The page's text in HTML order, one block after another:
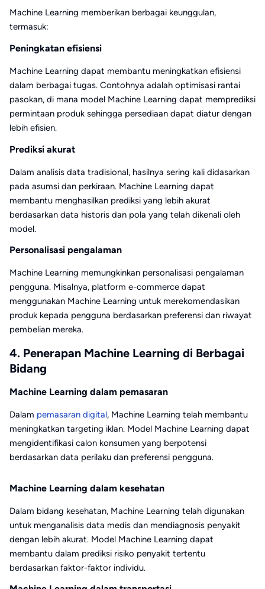
Machine Learning memberikan berbagai keunggulan,
termasuk:
Peningkatan efisiensi
Machine Learning dapat membantu meningkatkan efisiensi
dalam berbagai tugas. Contohnya adalah optimisasi rantai
pasokan, di mana model Machine Learning dapat memprediksi
permintaan produk sehingga persediaan dapat diatur dengan
lebih efisien.
Prediksi akurat
Dalam analisis data tradisional, hasilnya sering kali didasarkan
pada asumsi dan perkiraan. Machine Learning dapat
membantu menghasilkan prediksi yang lebih akurat
berdasarkan data historis dan pola yang telah dikenali oleh
model.
Personalisasi pengalaman
Machine Learning memungkinkan personalisasi pengalaman
pengguna. Misalnya, platform e-commerce dapat
menggunakan Machine Learning untuk merekomendasikan
produk kepada pengguna berdasarkan preferensi dan riwayat
pembelian mereka.
4. Penerapan Machine Learning di Berbagai
Bidang
Machine Learning dalam pemasaran
Dalam pemasaran digital, Machine Learning telah membantu
meningkatkan targeting iklan. Model Machine Learning dapat
mengidentifikasi calon konsumen yang berpotensi
berdasarkan data perilaku dan preferensi pengguna.
Machine Learning dalam kesehatan
Dalam bidang kesehatan, Machine Learning telah digunakan
untuk menganalisis data medis dan mendiagnosis penyakit
dengan lebih akurat. Model Machine Learning dapat
membantu dalam prediksi risiko penyakit tertentu
berdasarkan faktor-faktor individu.